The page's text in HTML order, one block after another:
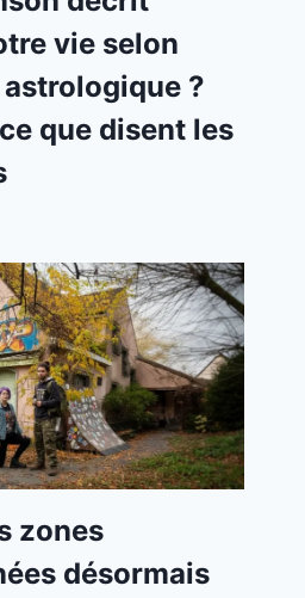
vie selon
?
que disent les
zones
désormais